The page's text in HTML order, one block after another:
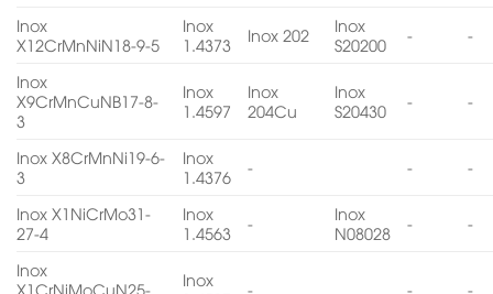
Inox
X12CrMnNiN18-9-5
Inox
1.4373
Inox 202
Inox
S20200
- -
Inox
X9CrMnCuNB17-8-
3
Inox
1.4597
Inox
204Cu
Inox
S20430
- -
Inox X8CrMnNi19-6-
3
Inox
1.4376
- - -
Inox X1NiCrMo31-
27-4
Inox
1.4563
-
Inox
N08028
- -
Inox
X1CrNiMoCuN25-
Inox
- - -